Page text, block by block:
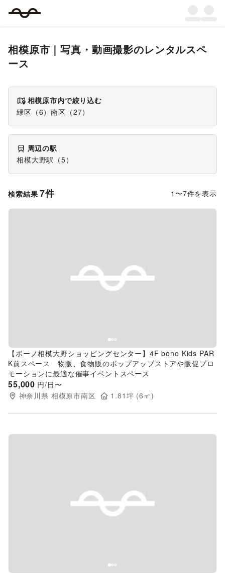
相模原市 ｜写真・動画撮影のレンタルスペ
ース
相模原市内で絞り込む
緑区 （6）南区 （27）
周辺の駅
相模大野駅 （5）
検索結果 7件 1 〜7件を表示
Previous slide
【ボーノ相模大野ショッピングセンター】4F bono Kids PAR
K前スペース 物販、食物販のポップアップストアや販促プロ
モーションに最適な催事イベントスペース
55,000 円/日〜
神奈川県 相模原市南区 1.81 坪 (6 ㎡)
Previous slide